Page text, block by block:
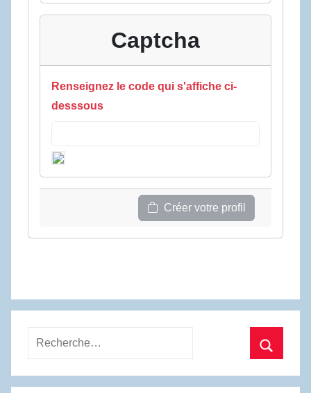
Captcha
Renseignez le code qui s'affiche ci-
desssous
Créer votre profil
Recherche
: